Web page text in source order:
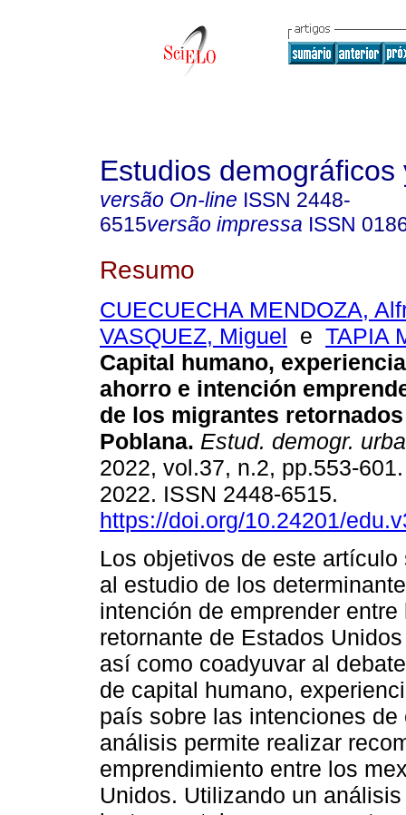
Estudios demográficos
versão On-line ISSN 2448-
6515versão impressa ISSN
Resumo
CUECUECHA MENDOZA,
VASQUEZ, Miguel e TAPIA
Capital humano,
ahorro e intención
de los migrantes
Poblana. Estud. demogr.
2022, vol.37, n.2, pp.553-
2022. ISSN 2448-6515.
https://doi.org/10.24201/
Los objetivos de este artículo
al estudio de los
intención de emprender
retornante de Estados
así como coadyuvar al
de capital humano,
país sobre las intenciones
análisis permite realizar
emprendimiento entre los
Unidos. Utilizando un